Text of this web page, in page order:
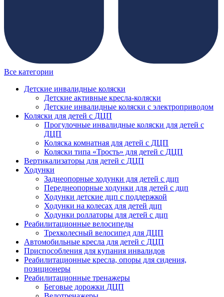
Все категории
Детские инвалидные коляски
Детские активные кресла-коляски
Детские инвалидные коляски с электроприводом
Коляски для детей с ДЦП
Прогулочные инвалидные коляски для детей с
ДЦП
Коляска комнатная для детей с ДЦП
Коляски типа «Трость» для детей с ДЦП
Вертикализаторы для детей с ДЦП
Ходунки
Заднеопорные ходунки для детей с дцп
Переднеопорные ходунки для детей с дцп
Ходунки детские дцп с поддержкой
Ходунки на колесах для детей дцп
Ходунки роллаторы для детей с дцп
Реабилитационные велосипеды
Трехколесный велосипед для ДЦП
Автомобильные кресла для детей с ДЦП
Приспособления для купания инвалидов
Реабилитационные кресла, опоры для сидения,
позиционеры
Реабилитационные тренажеры
Беговые дорожки ДЦП